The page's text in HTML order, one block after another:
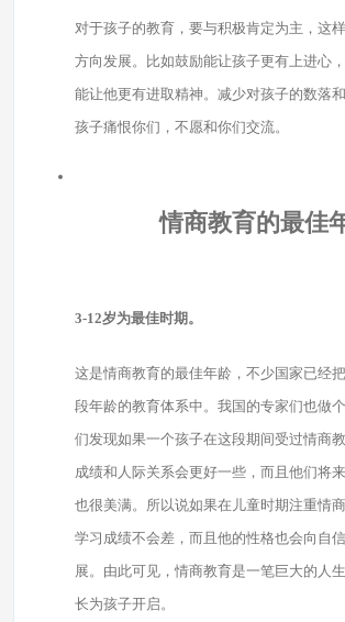
对于孩子的教育，要与积极肯定为主，这
方向发展。比如鼓励能让孩子更有上进心
能让他更有进取精神。减少对孩子的数落
孩子痛恨你们，不愿和你们交流。
情商教育的最佳
3-12岁为最佳时期。
这是情商教育的最佳年龄，不少国家已经
段年龄的教育体系中。我国的专家们也做
们发现如果一个孩子在这段期间受过情商
成绩和人际关系会更好一些，而且他们将
也很美满。所以说如果在儿童时期注重情
学习成绩不会差，而且他的性格也会向自
展。由此可见，情商教育是一笔巨大的人
长为孩子开启。